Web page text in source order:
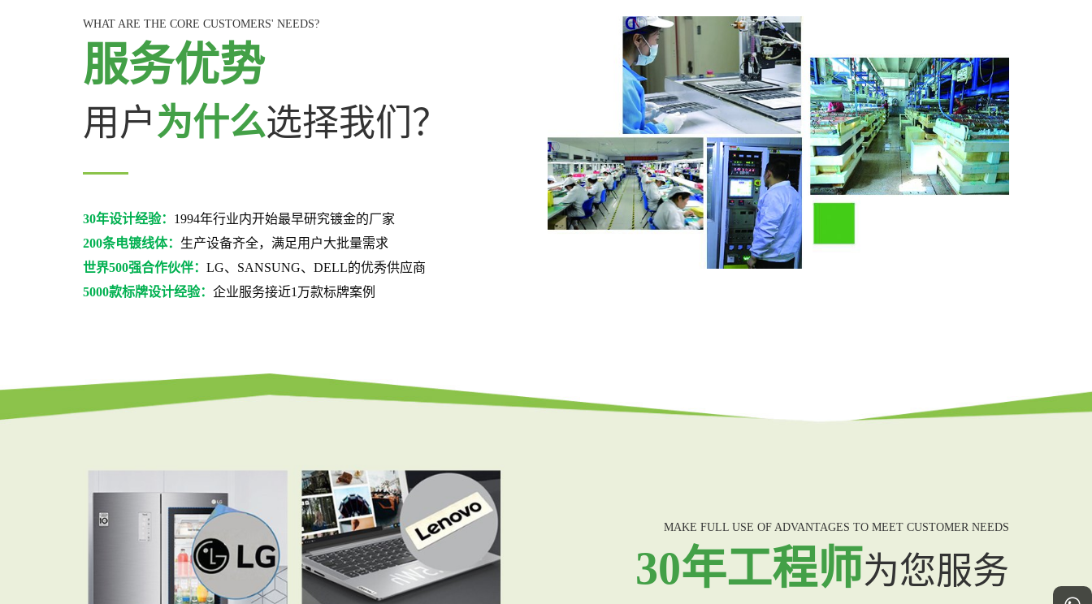
WHAT ARE THE CORE CUSTOMERS' NEEDS?
服务优势
用户为什么选择我们？
30年设计经验： 1994年行业内开始最早研究镀金的厂家
200条电镀线体： 生产设备齐全，满足用户大批量需求
世界500强合作伙伴： LG、SANSUNG、DELL的优秀供应商
5000款标牌设计经验： 企业服务接近1万款标牌案例
MAKE FULL USE OF ADVANTAGES TO MEET CUSTOMER NEEDS
30年工程师为您服务